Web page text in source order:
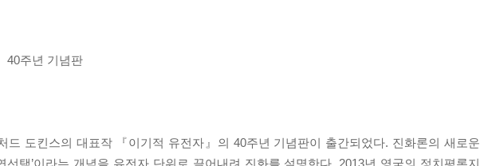
40주년 기념판
도킨스의 대표작 『이기적 유전자』의 40주년 기념판이 출간되었다. 진화론의 새로운